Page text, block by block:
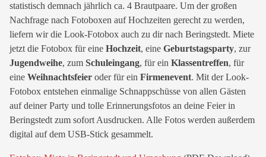
statistisch demnach jährlich ca. 4 Brautpaare. Um der großen
Nachfrage nach Fotoboxen auf Hochzeiten gerecht zu werden,
liefern wir die Look-Fotobox auch zu dir nach Beringstedt. Miete
jetzt die Fotobox für eine Hochzeit, eine Geburtstagsparty, zur
Jugendweihe, zum Schuleingang, für ein Klassentreffen, für
eine Weihnachtsfeier oder für ein Firmenevent. Mit der Look-
Fotobox entstehen einmalige Schnappschüsse von allen Gästen
auf deiner Party und tolle Erinnerungsfotos an deine Feier in
Beringstedt zum sofort Ausdrucken. Alle Fotos werden außerdem
digital auf dem USB-Stick gesammelt.